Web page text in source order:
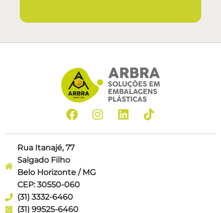
Rua Itanajé, 77
Salgado Filho
Belo Horizonte / MG
CEP: 30550-060
(31) 3332-6460
(31) 99525-6460